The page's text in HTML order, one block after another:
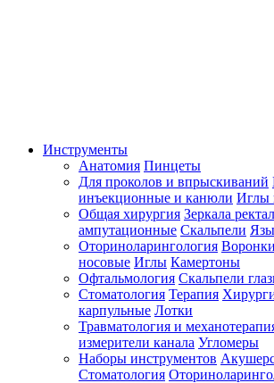
Инструменты
Анатомия Пинцеты
Для проколов и впрыскиваний
инъекционные и канюли Иглы
Общая хирургия Зеркала
ампутационные Скальпели
Оториноларингология
носовые Иглы Камертоны
Офтальмология Скальпели
Стоматология Терапия
карпульные Лотки
Травматология и
измерители канала Угломеры
Наборы инструментов
Стоматология